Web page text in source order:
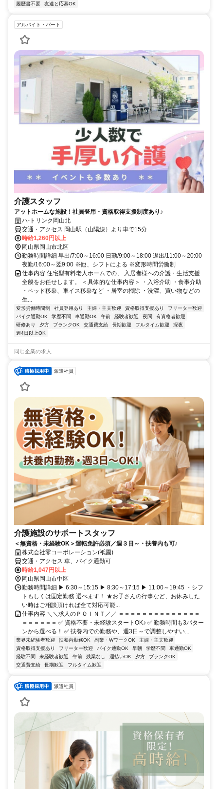
履歴書不要 友達と応募OK
アルバイト・パート
介護スタッフ
アットホームな施設！社員登用・資格取得支援制度あり♪
ハ-トリンク岡山北
交通・アクセス 岡山駅（山陽線）より車で15分
時給1,260円以上
岡山県岡山市北区
勤務時間詳細 早出/7:00～16:00 日勤/9:00～18:00 遅出/11:00～20:00
夜勤/16:00～翌9:00 ※他、シフトによる ※変形時間労働制
仕事内容 住宅型有料老人ホームでの、 入居者様への介護・生活支援
全般をお任せします。 ＜具体的な仕事内容＞ ・入浴介助 ・食事介助
・ベッド移乗、車イス移乗など ・居室の掃除 ・洗濯、買い物などの
生...
変形労働時間制 社員登用あり 主婦・主夫歓迎 資格取得支援あり
フリーター歓迎
バイク通勤OK
学歴不問 車通勤OK 午前 経験者歓迎 夜間
有資格者歓迎
研修あり
夕方 ブランクOK 交通費支給 長期歓迎 フルタイム歓迎
深夜
週4日以上OK
同じ企業の求人
派遣社員
介護施設のサポートスタッフ
＜無資格・未経験OK＞運転免許必須／週３日～・扶養内も可♪
株式会社零コーポレーション(祇園)
交通・アクセス 車、バイク通勤可
時給1,047円以上
岡山県岡山市中区
勤務時間詳細 ▶ 6:30～15:15 ▶ 8:30～17:15 ▶ 11:00～19:45 ・シフ
トもしくは固定勤務 選べます！ ★お子さんの行事など、お休みした
い時はご相談頂ければ全て対応可能...
仕事内容 ＼＼求人のＰＯＩＮＴ／／ ＝＝＝＝＝＝＝＝＝＝＝＝＝＝
＝＝＝＝＝＝ ✅ 資格不要・未経験スタートOK♪ ✅ 勤務時間も3パター
ンから選べる！ ✅ 扶養内での勤務や、週3日～で調整しやすい...
業界未経験者歓迎 扶養内勤務OK 副業・WワークOK
主婦・主夫歓迎
資格取得支援あり
フリーター歓迎 バイク通勤OK 早朝 学歴不問
車通勤OK
経験不問
未経験者歓迎 午前 残業なし 週払いOK 夕方
ブランクOK
交通費支給
長期歓迎 フルタイム歓迎
派遣社員